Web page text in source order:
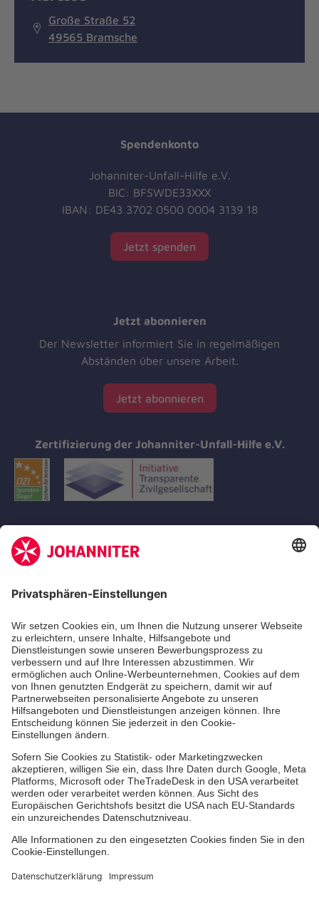
Große Straße 52
49565 Bramsche
Spendenkonto
Johanniter-Unfall-Hilfe e.V.
BIC: BFSWDE33XXX
IBAN: DE43 3702 0500 0004 3139 18
Jetzt spenden
Jetzt abonnieren
Der Newsletter informiert Sie in regelmäßigen
Abständen über unsere Arbeit.
Jetzt abonnieren
Zertifizierung der Johanniter-Unfall-Hilfe e.V.
Erste-Hilfe-Kurse
Jobs
Ehrenamt
Freiwilligendienst
Johanniter-Jugend
Spendenprojekte
Kindertagesstätten
Einrichtungen